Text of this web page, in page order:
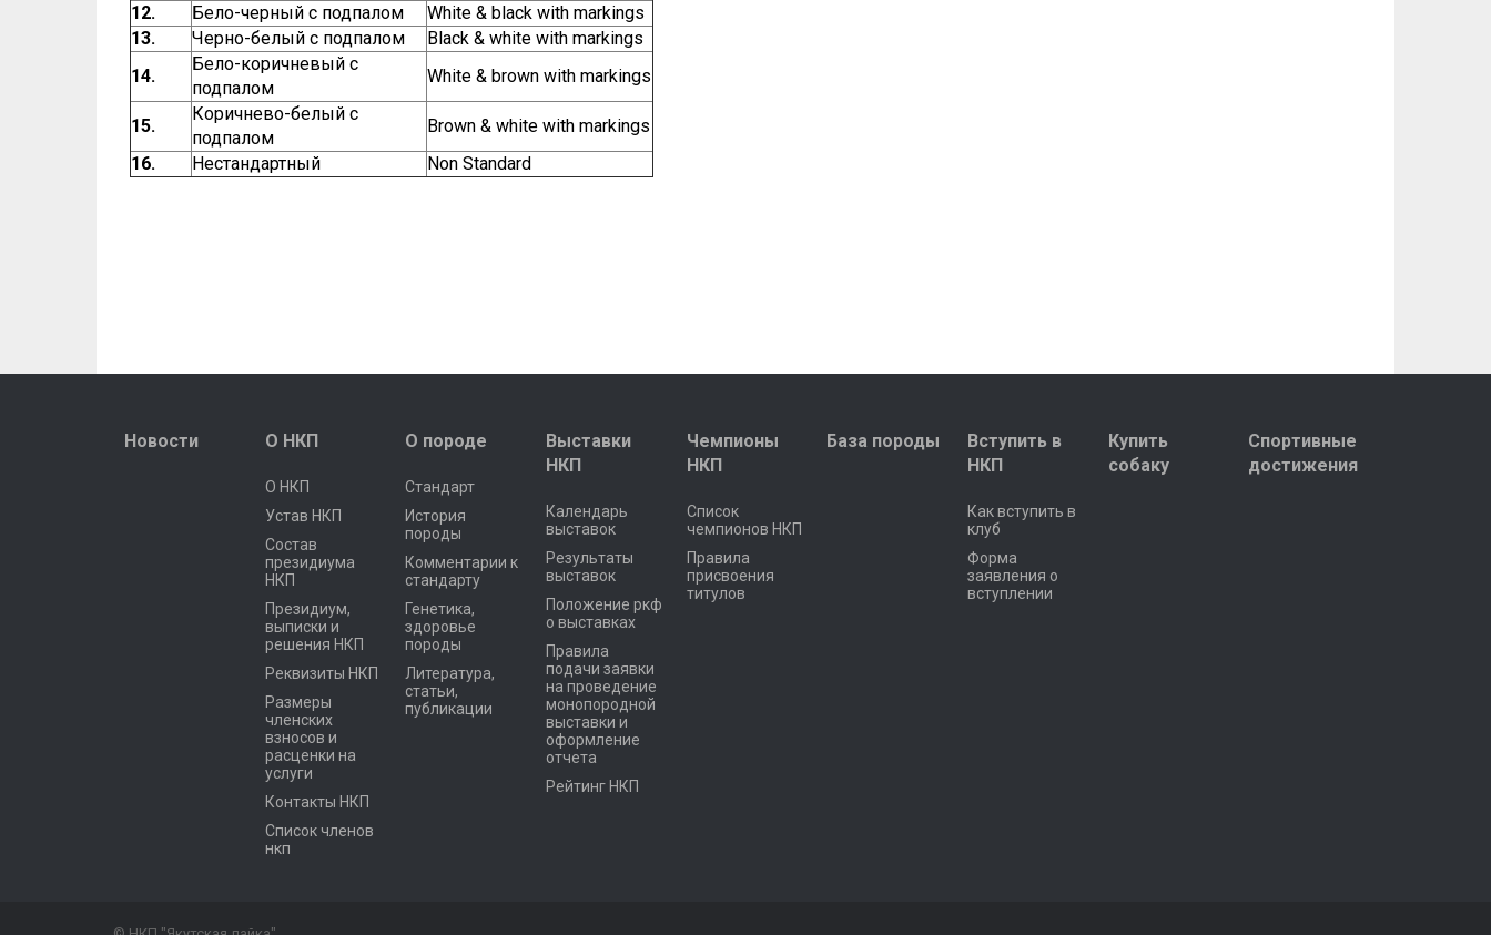
12.
Бело-черный с подпалом
White & black with markings
13.
Черно-белый с подпалом
Black & white with markings
14.
Бело-коричневый с
подпалом
White & brown with markings
15.
Коричнево-белый с
подпалом
Brown & white with markings
16.
Нестандартный Non Standard
Новости О НКП
О НКП
Устав НКП
Состав
президиума
НКП
Президиум,
выписки и
решения НКП
Реквизиты НКП
Размеры
членских
взносов и
расценки на
услуги
Контакты НКП
Список членов
нкп
О породе
Стандарт
История
породы
Комментарии к
стандарту
Генетика,
здоровье
породы
Литература,
статьи,
публикации
Выставки
НКП
Календарь
выставок
Результаты
выставок
Положение ркф
о выставках
Правила
подачи заявки
на проведение
монопородной
выставки и
оформление
отчета
Рейтинг НКП
Чемпионы
НКП
Список
чемпионов НКП
Правила
присвоения
титулов
База породы
Вступить в
НКП
Как вступить в
клуб
Форма
заявления о
вступлении
Купить
собаку
Спортивные
достижения